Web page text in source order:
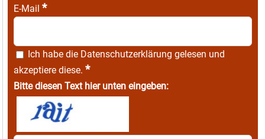
E-Mail *
Ich habe die Datenschutzerklärung gelesen und
akzeptiere diese. *
Bitte diesen Text hier unten eingeben: